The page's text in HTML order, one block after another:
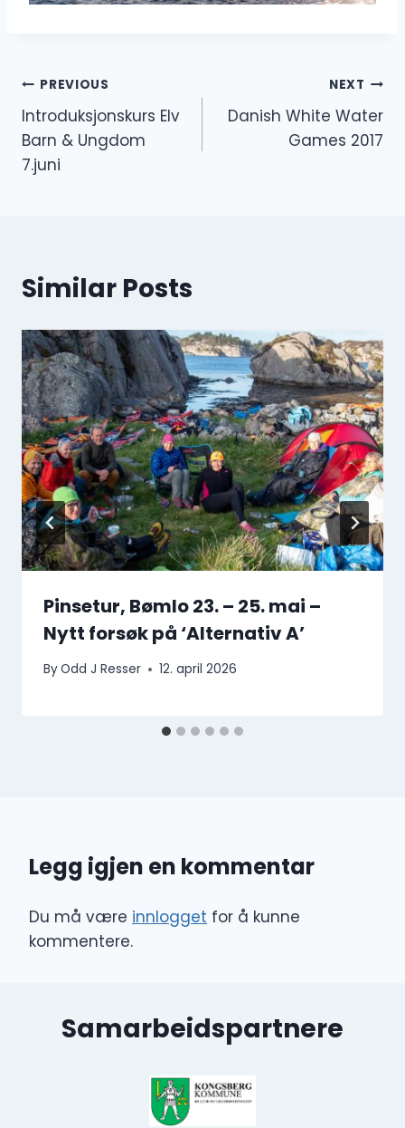
Innleggsnavigasjon
PREVIOUS
Introduksjonskurs Elv
Barn & Ungdom
7.juni
NEXT
Danish White Water
Games 2017
Similar Posts
Pinsetur, Bømlo 23. – 25. mai –
Nytt forsøk på ‘Alternativ A’
ByOdd J Resser 12. april 2026
Legg igjen en kommentar
Du må være innlogget for å kunne
kommentere.
Samarbeidspartnere